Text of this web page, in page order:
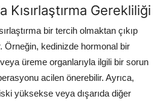
Kısırlaştırma Gerekliliği
bir tercih olmaktan çıkıp
Örneğin, kedinizde hormonal bir
üreme organlarıyla ilgili bir sorun
acilen önerebilir. Ayrıca,
yüksekse veya dışarıda diğer